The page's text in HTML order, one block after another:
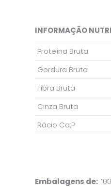
INFORMAÇÃO
Proteína Bruta
Gordura Bruta
Fibra Bruta
Cinza Bruta
Rácio Ca:P
Embalagens de: